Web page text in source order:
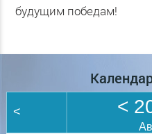
будущим победам!
< <